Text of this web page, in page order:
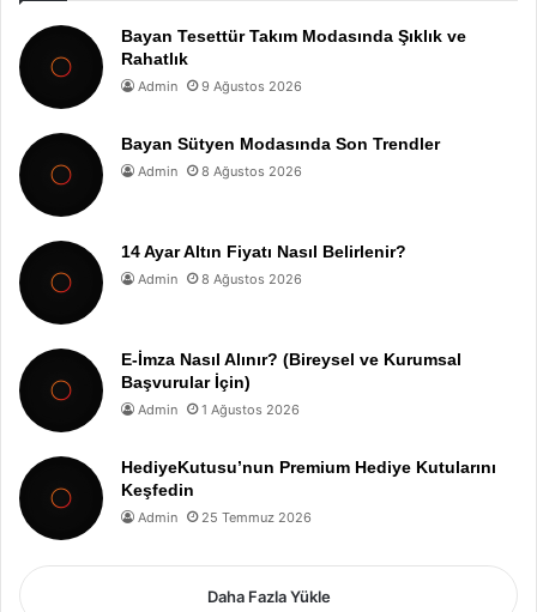
Bayan Tesettür Takım Modasında Şıklık ve
Rahatlık
Admin 9 Ağustos 2026
Bayan Sütyen Modasında Son Trendler
Admin 8 Ağustos 2026
14 Ayar Altın Fiyatı Nasıl Belirlenir?
Admin 8 Ağustos 2026
E-İmza Nasıl Alınır? (Bireysel ve Kurumsal
Başvurular İçin)
Admin 1 Ağustos 2026
HediyeKutusu’nun Premium Hediye Kutularını
Keşfedin
Admin 25 Temmuz 2026
Daha Fazla Yükle